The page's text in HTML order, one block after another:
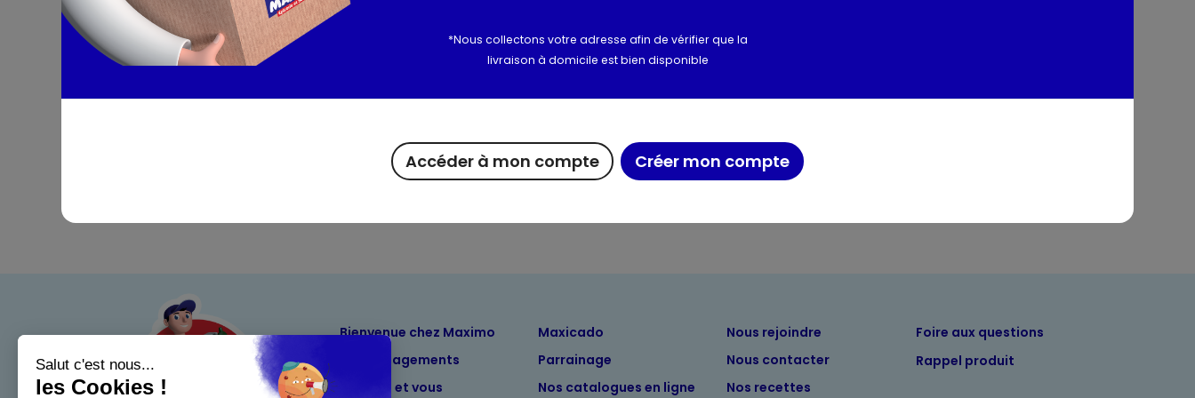
Utilisation et conservation
Informations complémentaires
Bienvenue chez Maximo
Nos engagements
Maximo et vous
Maxicado
Parrainage
Nos catalogues en ligne
Nous rejoindre
Nous contacter
Nos recettes
Foire aux questions
Rappel produit
*Nous collectons votre adresse afin de vérifier que la
livraison à domicile est bien disponible
Accéder à mon compte Créer mon compte